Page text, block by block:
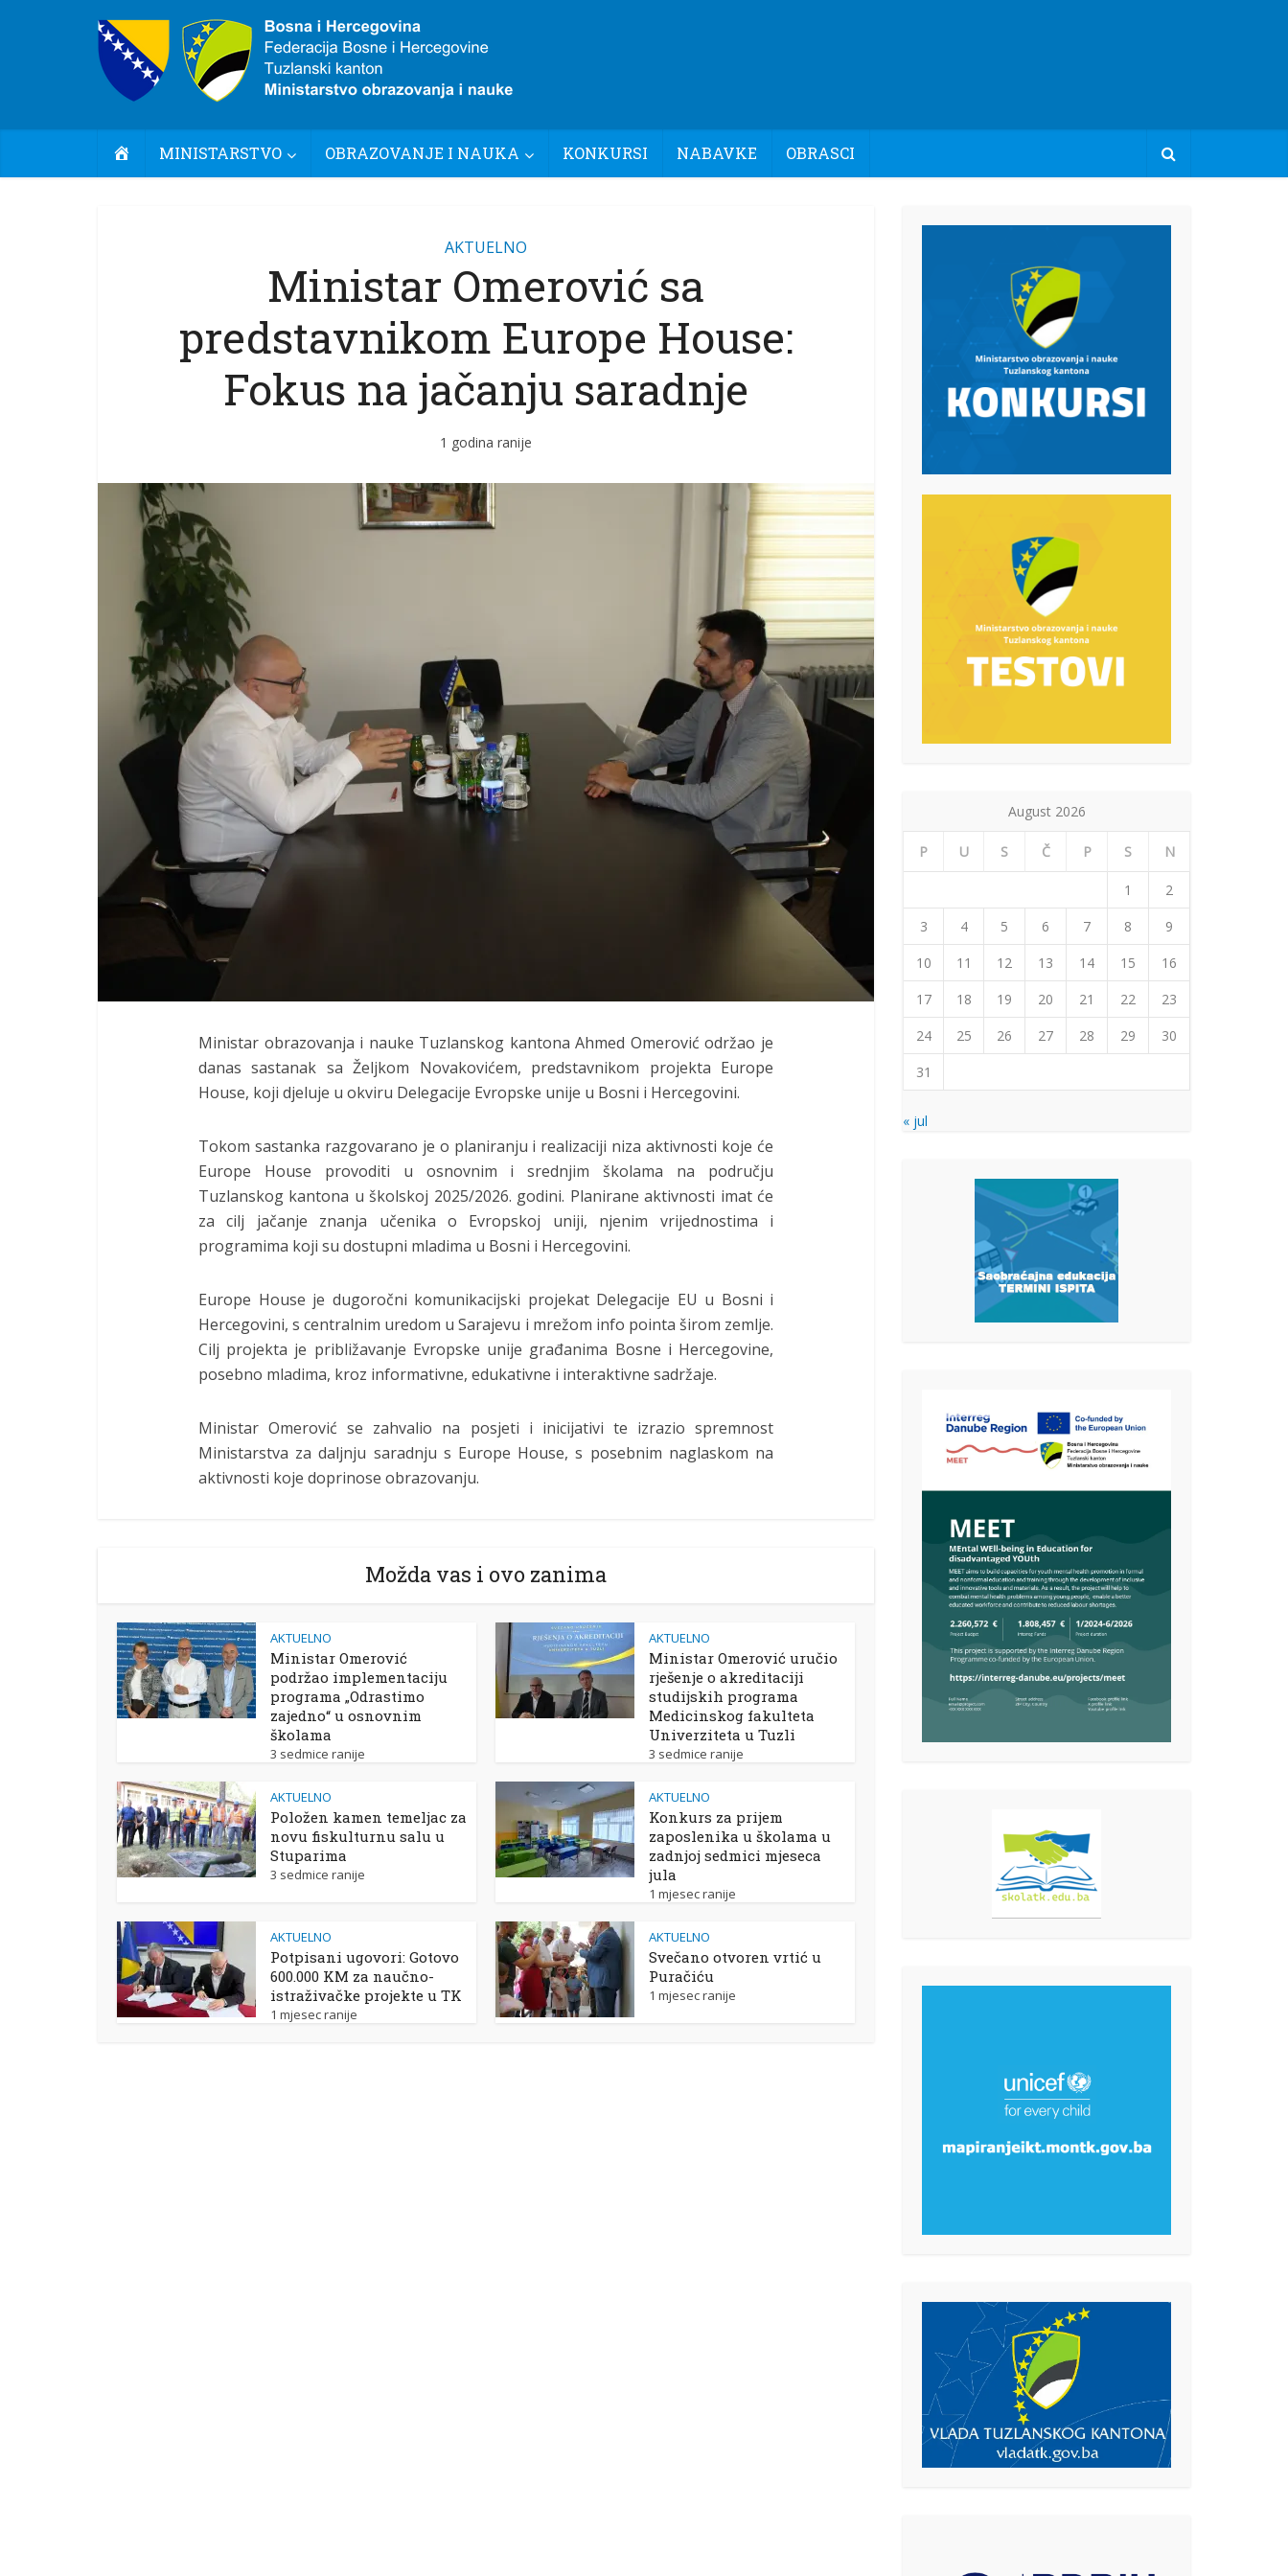
POČETNA
MINISTARSTVO OBRAZOVANJE I NAUKA KONKURSI NABAVKE OBRASCI
AKTUELNO
Ministar Omerović sa
predstavnikom Europe House:
Fokus na jačanju saradnje
1 godina ranije
Ministar obrazovanja i nauke Tuzlanskog kantona Ahmed Omerović održao je
danas sastanak sa Željkom Novakovićem, predstavnikom projekta Europe
House, koji djeluje u okviru Delegacije Evropske unije u Bosni i Hercegovini.
Tokom sastanka razgovarano je o planiranju i realizaciji niza aktivnosti koje će
Europe House provoditi u osnovnim i srednjim školama na području
Tuzlanskog kantona u školskoj 2025/2026. godini. Planirane aktivnosti imat će
za cilj jačanje znanja učenika o Evropskoj uniji, njenim vrijednostima i
programima koji su dostupni mladima u Bosni i Hercegovini.
Europe House je dugoročni komunikacijski projekat Delegacije EU u Bosni i
Hercegovini, s centralnim uredom u Sarajevu i mrežom info pointa širom zemlje.
Cilj projekta je približavanje Evropske unije građanima Bosne i Hercegovine,
posebno mladima, kroz informativne, edukativne i interaktivne sadržaje.
Ministar Omerović se zahvalio na posjeti i inicijativi te izrazio spremnost
Ministarstva za daljnju saradnju s Europe House, s posebnim naglaskom na
aktivnosti koje doprinose obrazovanju.
Možda vas i ovo zanima
AKTUELNO
Ministar Omerović
podržao implementaciju
programa „Odrastimo
zajedno“ u osnovnim
školama
3 sedmice ranije
AKTUELNO
Ministar Omerović uručio
rješenje o akreditaciji
studijskih programa
Medicinskog fakulteta
Univerziteta u Tuzli
3 sedmice ranije
AKTUELNO
Položen kamen temeljac za
novu fiskulturnu salu u
Stuparima
3 sedmice ranije
AKTUELNO
Konkurs za prijem
zaposlenika u školama u
zadnjoj sedmici mjeseca
jula
1 mjesec ranije
AKTUELNO
Potpisani ugovori: Gotovo
600.000 KM za naučno-
istraživačke projekte u TK
1 mjesec ranije
AKTUELNO
Svečano otvoren vrtić u
Puračiću
1 mjesec ranije
August 2026
P U S Č P S N
1
2
3
4 5 6 7 8
9
10
11 12 13 14 15
16
17
18 19 20 21 22
23
24
25 26 27 28 29
30
31
« jul